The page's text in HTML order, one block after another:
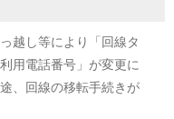
越し等により「回線タ
用電話番号」が変更に
、回線の移転手続きが